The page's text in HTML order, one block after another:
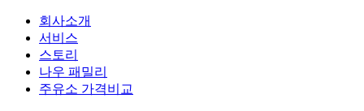
회사소개
서비스
스토리
나우 패밀리
주유소 가격비교